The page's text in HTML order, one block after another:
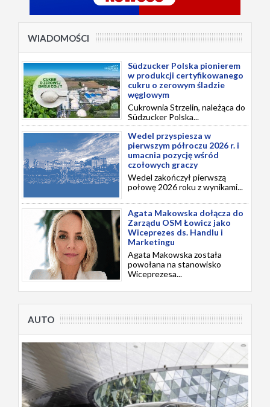
WIADOMOŚCI
Südzucker Polska pionierem
w produkcji certyfikowanego
cukru o zerowym śladzie
węglowym
Cukrownia Strzelin, należąca do
Südzucker Polska...
Wedel przyspiesza w
pierwszym półroczu 2026 r. i
umacnia pozycję wśród
czołowych graczy
Wedel zakończył pierwszą
połowę 2026 roku z wynikami...
Agata Makowska dołącza do
Zarządu OSM Łowicz jako
Wiceprezes ds. Handlu i
Marketingu
Agata Makowska została
powołana na stanowisko
Wiceprezesa...
AUTO